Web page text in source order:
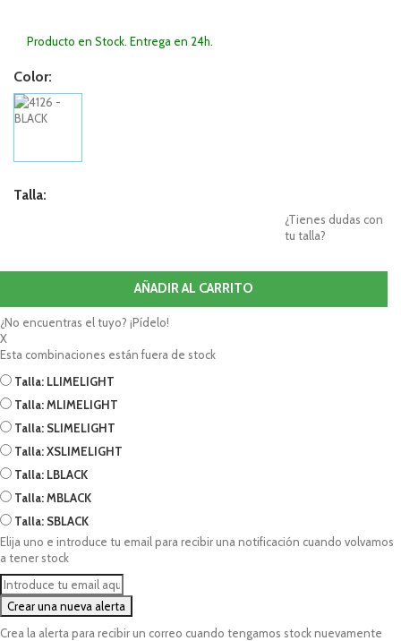
Producto en Stock. Entrega en 24h.
Color:
Talla:
¿Tienes dudas con
tu talla?
AÑADIR AL CARRITO
¿No encuentras el tuyo? ¡Pídelo!
X
Esta combinaciones están fuera de stock
Talla: LLIMELIGHT
Talla: MLIMELIGHT
Talla: SLIMELIGHT
Talla: XSLIMELIGHT
Talla: LBLACK
Talla: MBLACK
Talla: SBLACK
Elija uno e introduce tu email para recibir una notificación cuando volvamos
a tener stock
Crea la alerta para recibir un correo cuando tengamos stock nuevamente